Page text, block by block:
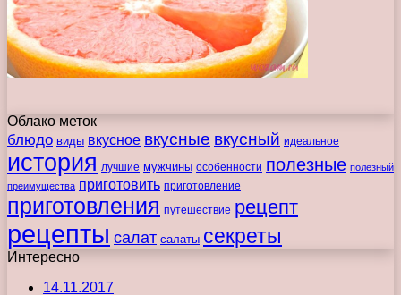
Облако меток
блюдо виды вкусное вкусные вкусный идеальное
история лучшие мужчины особенности полезные полезный
преимущества приготовить приготовление
приготовления путешествие рецепт
рецепты салат салаты секреты
Интересно
14.11.2017